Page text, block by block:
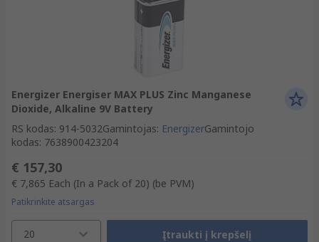
Energizer Energiser MAX PLUS Zinc Manganese
Dioxide, Alkaline 9V Battery
RS kodas: 914-5032Gamintojas: EnergizerGamintojo
kodas: 7638900423204
€ 157,30
€ 7,865 Each (In a Pack of 20) (be PVM)
Patikrinkite atsargas
20 Įtraukti į krepšelį